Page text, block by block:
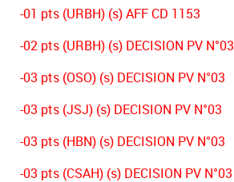
-01 pts (URBH) (s) AFF CD 1153
-02 pts (URBH) (s) DECISION PV N°03
-03 pts (OSO) (s) DECISION PV N°03
-03 pts (JSJ) (s) DECISION PV N°03
-03 pts (HBN) (s) DECISION PV N°03
-03 pts (CSAH) (s) DECISION PV N°03